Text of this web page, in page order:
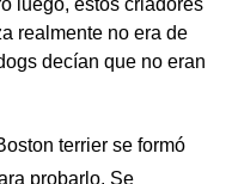
luego, estos criadores
realmente no era de
decían que no eran
terrier se formó
probarlo. Se